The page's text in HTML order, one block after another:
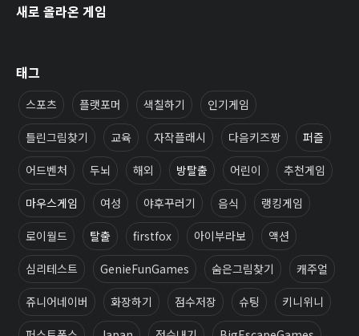
새로 올라온 게임
태그
스포츠 플랫포머 색칠하기 인기게임
틀린그림찾기 교육 자작플래시 다음키즈짱 퍼즐
어드벤처 두뇌 해외 방탈출 어린이 추천게임
마우스게임 여성 야후꾸러기 음식 랭킹게임
로이월드 탈출 firstfox 아이부라보 액션
심리테스트 GenieFunGames 숨은그림찾기 캐주얼
쥬니어네이버 화장하기 점수저장 슈팅 키니위니